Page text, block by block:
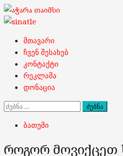
Skip
to
Primary
Menu
მთავარი
ჩვენ შესახებ
კონტაქტი
რეკლამა
დონაცია
ძებნა:
ბათუმი
როგორ მოვიქცეთ